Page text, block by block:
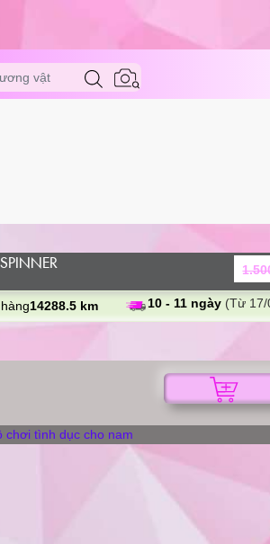
vật
14288.5 km 10 - 11 ngày (Từ 17/
CỐC
THỦ
SPINNER
chơi tình dục cho nam